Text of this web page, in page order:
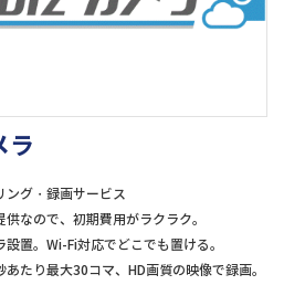
ラ
ング・録画サービス
なので、初期費用がラクラク。
設置。Wi-Fi対応でどこでも置ける。
あたり最大30コマ、HD画質の映像で録画。